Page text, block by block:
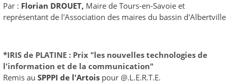
Par : Florian DROUET, Maire de Tours-en-Savoie et
représentant de l'Association des maires du bassin d'Albertville
*IRIS de PLATINE : Prix "les nouvelles technologies de
l'information et de la communication"
Remis au SPPPI de l'Artois pour @.L.E.R.T.E.